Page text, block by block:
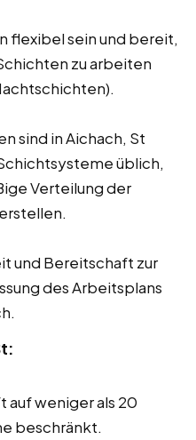
flexibel sein und bereit,
zu arbeiten
sind in Aichach, St
üblich,
Verteilung der
und Bereitschaft zur
des Arbeitsplans
auf weniger als 20
beschränkt.